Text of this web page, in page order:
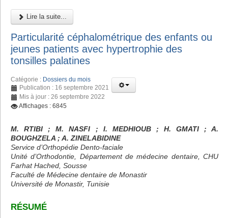
Lire la suite...
Particularité céphalométrique des enfants ou
jeunes patients avec hypertrophie des
tonsilles palatines
Catégorie : Dossiers du mois
Publication : 16 septembre 2021
Mis à jour : 26 septembre 2022
Affichages : 6845
M. RTIBI ; M. NASFI ; I. MEDHIOUB ; H. GMATI
; A.
BOUGHZELA ; A. ZINELABIDINE
Service d’Orthopédie Dento-faciale
Unité d’Orthodontie, Département de médecine dentaire, CHU
Farhat Hached, Sousse
Faculté de Médecine dentaire de Monastir
Université de Monastir, Tunisie
RÉSUMÉ